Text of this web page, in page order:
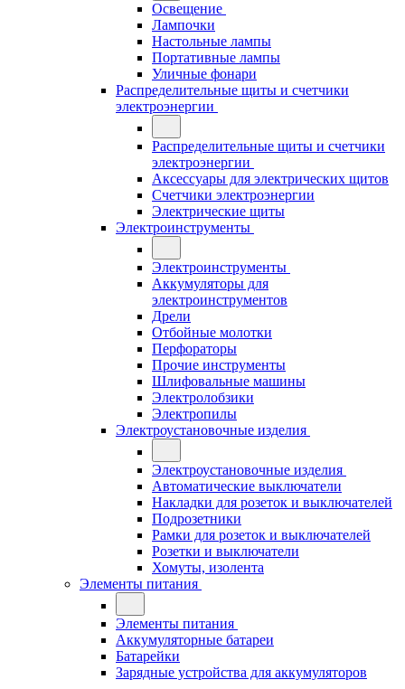
Освещение
Лампочки
Настольные лампы
Портативные лампы
Уличные фонари
Распределительные щиты и счетчики
электроэнергии
Распределительные щиты и счетчики
электроэнергии
Аксессуары для электрических щитов
Счетчики электроэнергии
Электрические щиты
Электроинструменты
Электроинструменты
Аккумуляторы для
электроинструментов
Дрели
Отбойные молотки
Перфораторы
Прочие инструменты
Шлифовальные машины
Электролобзики
Электропилы
Электроустановочные изделия
Электроустановочные изделия
Автоматические выключатели
Накладки для розеток и выключателей
Подрозетники
Рамки для розеток и выключателей
Розетки и выключатели
Хомуты, изолента
Элементы питания
Элементы питания
Аккумуляторные батареи
Батарейки
Зарядные устройства для аккумуляторов